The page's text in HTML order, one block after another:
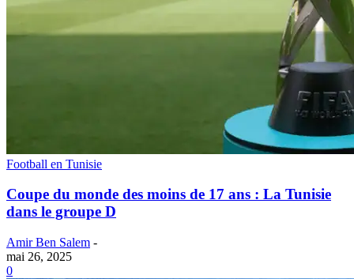
Football en Tunisie
Coupe du monde des moins de 17 ans : La Tunisie
dans le groupe D
Amir Ben Salem -
mai 26, 2025
0